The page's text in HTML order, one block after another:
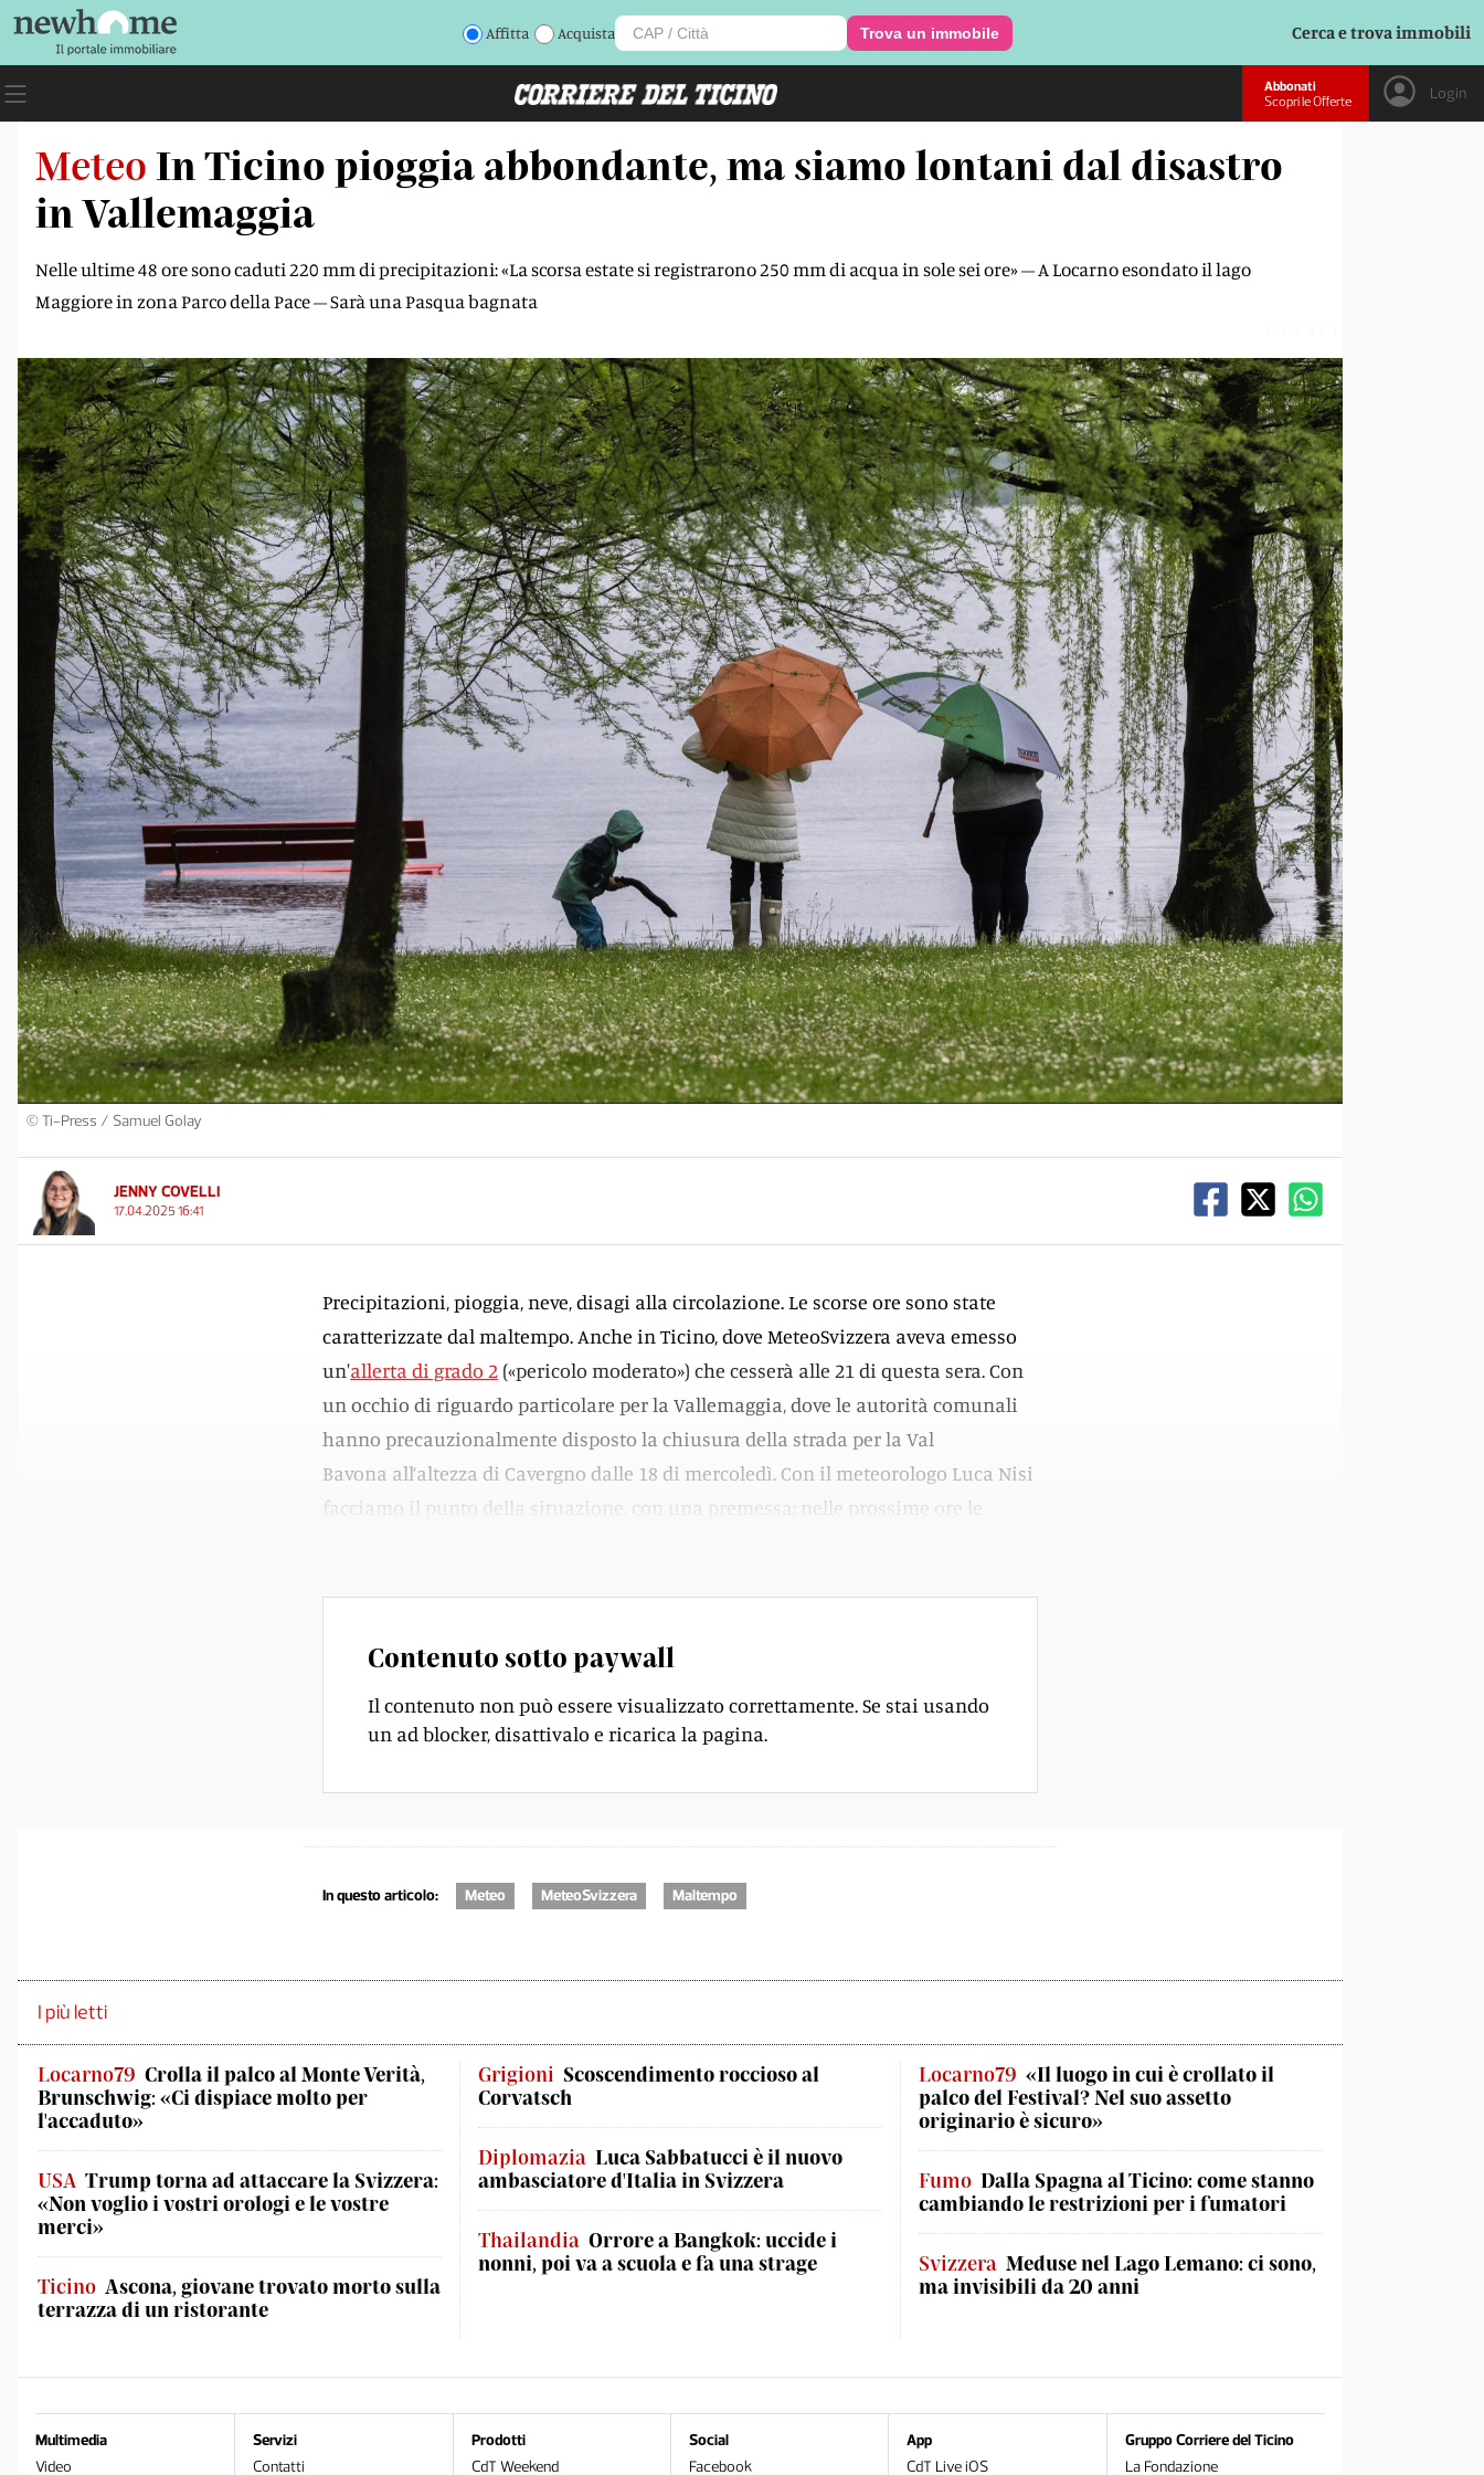
Affitta Acquista Trova un immobile Cerca e trova immobili
Abbonati
Scopri le Offerte
Login
Meteo In Ticino pioggia abbondante, ma siamo lontani dal disastro
in Vallemaggia
Nelle ultime 48 ore sono caduti 220 mm di precipitazioni: «La scorsa estate si registrarono 250 mm di acqua in sole sei ore» – A Locarno esondato il lago
Maggiore in zona Parco della Pace – Sarà una Pasqua bagnata
© Ti-Press / Samuel Golay
JENNY COVELLI
17.04.2025 16:41
Precipitazioni, pioggia, neve, disagi alla circolazione. Le scorse ore sono state
caratterizzate dal maltempo. Anche in Ticino, dove MeteoSvizzera aveva emesso
un'allerta di grado 2 («pericolo moderato») che cesserà alle 21 di questa sera. Con
un occhio di riguardo particolare per la Vallemaggia, dove le autorità comunali
hanno precauzionalmente disposto la chiusura della strada per la Val
Bavona all’altezza di Cavergno dalle 18 di mercoledì. Con il meteorologo Luca Nisi
facciamo il punto della situazione, con una premessa: nelle prossime ore le
Contenuto sotto paywall
Il contenuto non può essere visualizzato correttamente. Se stai usando
un ad blocker, disattivalo e ricarica la pagina.
In questo articolo: Meteo MeteoSvizzera Maltempo
I più letti
Locarno79 Crolla il palco al Monte Verità,
Brunschwig: «Ci dispiace molto per
l'accaduto»
USA Trump torna ad attaccare la Svizzera:
«Non voglio i vostri orologi e le vostre
merci»
Ticino Ascona, giovane trovato morto sulla
terrazza di un ristorante
Grigioni Scoscendimento roccioso al
Corvatsch
Diplomazia Luca Sabbatucci è il nuovo
ambasciatore d'Italia in Svizzera
Thailandia Orrore a Bangkok: uccide i
nonni, poi va a scuola e fa una strage
Locarno79 «Il luogo in cui è crollato il
palco del Festival? Nel suo assetto
originario è sicuro»
Fumo Dalla Spagna al Ticino: come stanno
cambiando le restrizioni per i fumatori
Svizzera Meduse nel Lago Lemano: ci sono,
ma invisibili da 20 anni
Multimedia
Video
Servizi
Contatti
Prodotti
CdT Weekend
Social
Facebook
App
CdT Live iOS
Gruppo Corriere del Ticino
La Fondazione